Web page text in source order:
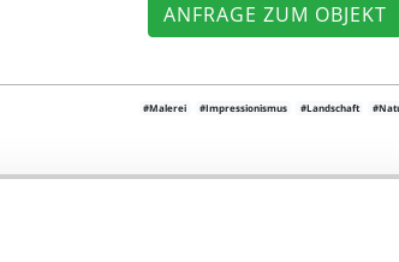
ANFRAGE ZUM OBJEKT
#Malerei #Impressionismus #Landschaft